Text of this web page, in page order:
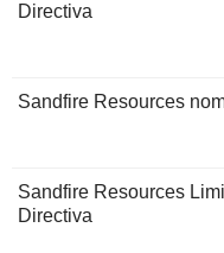
Directiva
Sandfire Resources
Sandfire Resources
Directiva